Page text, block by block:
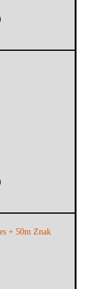
+ 50m Znak